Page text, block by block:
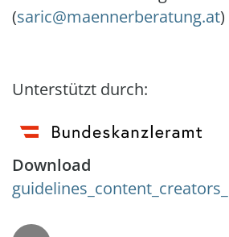
(saric@maennerberatung.at
Unterstützt durch:
Download
Document